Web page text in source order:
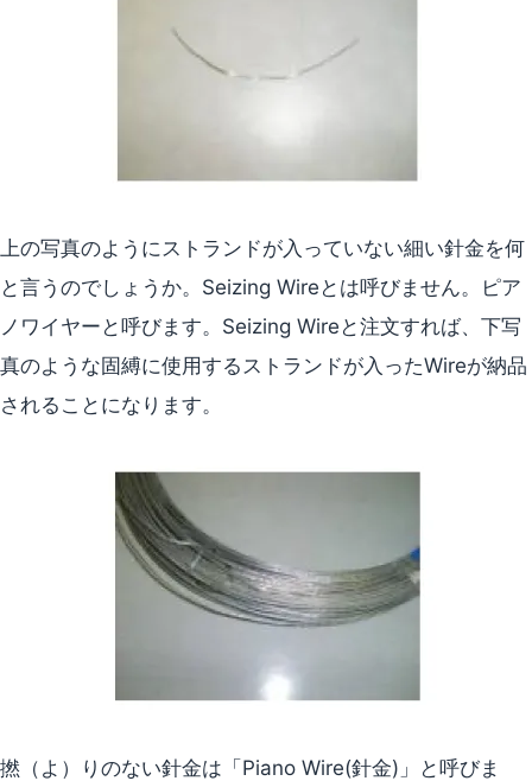
上の写真のようにストランドが入っていない細い針金を何
と言うのでしょうか。Seizing Wireとは呼びません。ピア
ノワイヤーと呼びます。Seizing Wireと注文すれば、下写
真のような固縛に使用するストランドが入ったWireが納品
されることになります。
撚（よ）りのない針金は「Piano Wire(針金)」と呼びま